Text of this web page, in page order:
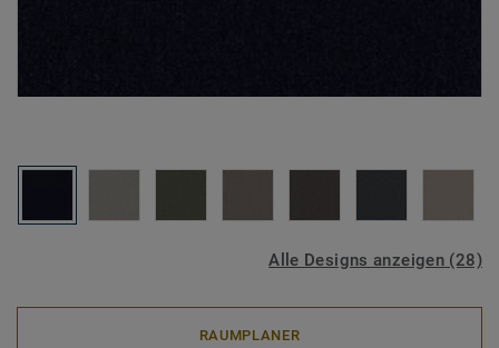
Alle Designs anzeigen (28)
RAUMPLANER